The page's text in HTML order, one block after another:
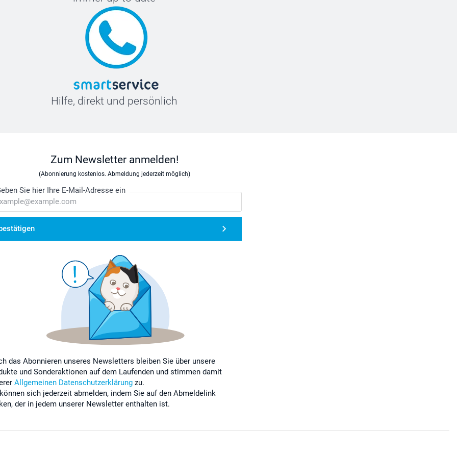
Hilfe, direkt und persönlich
Zum Newsletter anmelden!
(Abonnierung kostenlos. Abmeldung jederzeit möglich)
Sie hier Ihre E-Mail-Adresse ein
das Abonnieren unseres Newsletters bleiben Sie über unsere
und Sonderaktionen auf dem Laufenden und stimmen damit
Allgemeinen Datenschutzerklärung zu.
sich jederzeit abmelden, indem Sie auf den Abmeldelink
der in jedem unserer Newsletter enthalten ist.